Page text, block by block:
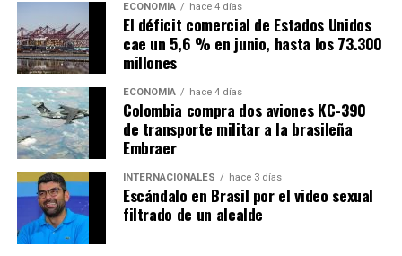
ECONOMÍA hace 4 días
El déficit comercial de Estados Unidos
cae un 5,6 % en junio, hasta los 73.300
millones
ECONOMÍA hace 4 días
Colombia compra dos aviones KC-390
de transporte militar a la brasileña
Embraer
INTERNACIONALES hace 3 días
Escándalo en Brasil por el video sexual
filtrado de un alcalde